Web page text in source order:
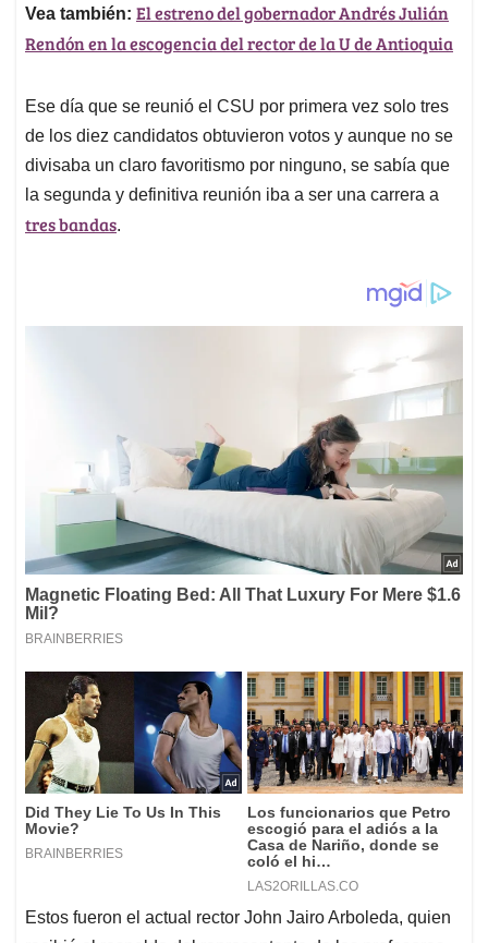
Vea también: El estreno del gobernador Andrés Julián
Rendón en la escogencia del rector de la U de Antioquia
Ese día que se reunió el CSU por primera vez solo tres
de los diez candidatos obtuvieron votos y aunque no se
divisaba un claro favoritismo por ninguno, se sabía que
la segunda y definitiva reunión iba a ser una carrera a
tres bandas.
Estos fueron el actual rector John Jairo Arboleda, quien